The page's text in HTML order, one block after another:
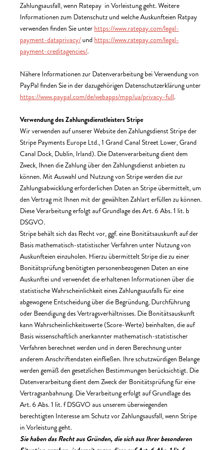
Zahlungsausfall, wenn Ratepay in Vorleistung geht. Weitere
Informationen zum Datenschutz und welche Auskunfteien Ratpay
verwenden finden Sie unter https://www.ratepay.com/legal-
payment-dataprivacy/ und https://www.ratepay.com/legal-
payment-creditagencies/.
Nähere Informationen zur Datenverarbeitung bei Verwendung von
PayPal finden Sie in der dazugehörigen Datenschutzerklärung unter
https://www.paypal.com/de/webapps/mpp/ua/privacy-full.
Verwendung des Zahlungsdienstleisters Stripe
Wir verwenden auf unserer Website den Zahlungsdienst Stripe der
Stripe Payments Europe Ltd., 1 Grand Canal Street Lower, Grand
Canal Dock, Dublin, Irland). Die Datenverarbeitung dient dem
Zweck, Ihnen die Zahlung über den Zahlungsdienst anbieten zu
können. Mit Auswahl und Nutzung von Stripe werden die zur
Zahlungsabwicklung erforderlichen Daten an Stripe übermittelt, um
den Vertrag mit Ihnen mit der gewählten Zahlart erfüllen zu können.
Diese Verarbeitung erfolgt auf Grundlage des Art. 6 Abs. 1 lit. b
DSGVO.
Stripe behält sich das Recht vor, ggf. eine Bonitätsauskunft auf der
Basis mathematisch-statistischer Verfahren unter Nutzung von
Auskunfteien einzuholen. Hierzu übermittelt Stripe die zu einer
Bonitätsprüfung benötigten personenbezogenen Daten an eine
Auskunftei und verwendet die erhaltenen Informationen über die
statistische Wahrscheinlichkeit eines Zahlungsausfalls für eine
abgewogene Entscheidung über die Begründung, Durchführung
oder Beendigung des Vertragsverhältnisses. Die Bonitätsauskunft
kann Wahrscheinlichkeitswerte (Score-Werte) beinhalten, die auf
Basis wissenschaftlich anerkannter mathematisch-statistischer
Verfahren berechnet werden und in deren Berechnung unter
anderem Anschriftendaten einfließen. Ihre schutzwürdigen Belange
werden gemäß den gesetzlichen Bestimmungen berücksichtigt. Die
Datenverarbeitung dient dem Zweck der Bonitätsprüfung für eine
Vertragsanbahnung. Die Verarbeitung erfolgt auf Grundlage des
Art. 6 Abs. 1 lit. f DSGVO aus unserem überwiegenden
berechtigten Interesse am Schutz vor Zahlungsausfall, wenn Stripe
in Vorleistung geht.
Sie haben das Recht aus Gründen, die sich aus Ihrer besonderen